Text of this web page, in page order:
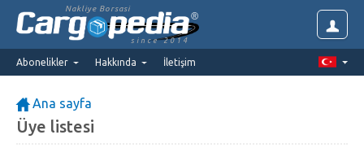
Nakliye Borsasi
since 2014
Abonelikler Hakkında İletişim
Ana sayfa
Üye listesi